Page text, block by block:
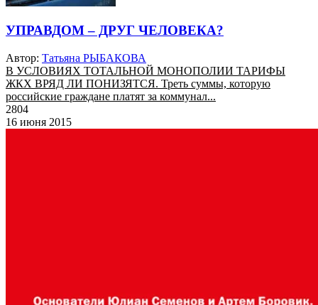
УПРАВДОМ – ДРУГ ЧЕЛОВЕКА?
Автор: Татьяна РЫБАКОВА
В УСЛОВИЯХ ТОТАЛЬНОЙ МОНОПОЛИИ ТАРИФЫ
ЖКХ ВРЯД ЛИ ПОНИЗЯТСЯ. Треть суммы, которую
российские граждане платят за коммунал...
2804
16 июня 2015